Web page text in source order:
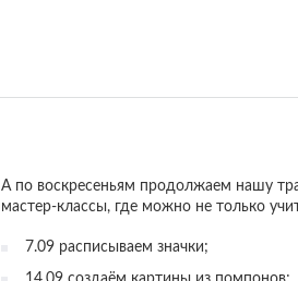
А по воскресеньям продолжаем нашу
мастер-классы, где можно не только
7.09 расписываем значки;